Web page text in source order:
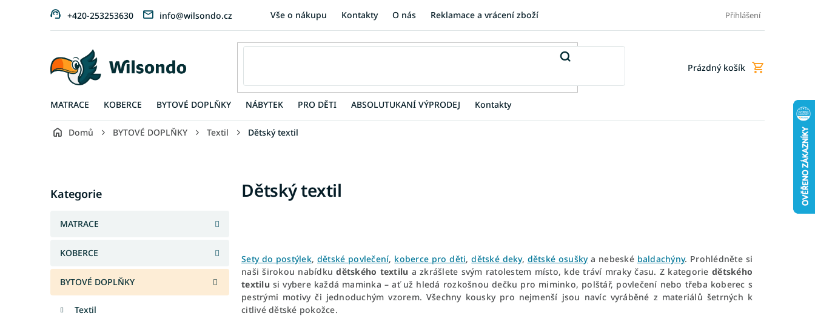
+420-253253630 info@wilsondo.cz Vše o nákupu Kontakty O nás Reklamace a vrácení zboží Obchodní podmínky
Přihlášení
Nákupní
Prázdný košík
MATRACE KOBERCE BYTOVÉ DOPLŇKY NÁBYTEK PRO DĚTI ABSOLUTUKANÍ VÝPRODEJ Kontakty
Domů BYTOVÉ DOPLŇKY Textil Dětský textil
t
r
p
n
kategorie
Kategorie
MATRACE
KOBERCE
BYTOVÉ DOPLŇKY
Textil
Dětský textil
Sety do postýlek, dětské povlečení, koberce pro děti,dětské deky, dětské osuškya nebeské baldachýny. Prohlédněte si
naši širokou nabídkudětského textilu a zkrášlete svým ratolestem místo, kde tráví mraky času. Z kategorie dětského
textilu si vybere každá maminka – ať už hledá rozkošnou dečku pro miminko, polštář, povlečení nebo třeba koberec s
pestrými motivy či jednoduchým vzorem. Všechny kousky pro nejmenší jsou navíc vyráběné z materiálů šetrných k
citlivé dětské pokožce.